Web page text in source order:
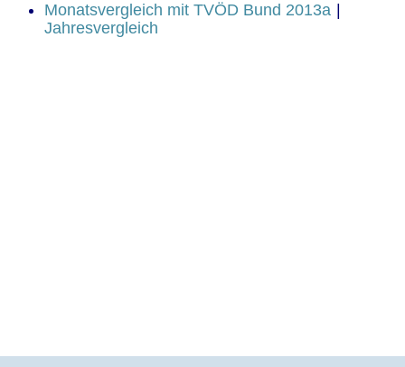
Monatsvergleich mit TVÖD Bund 2013a
Jahresvergleich